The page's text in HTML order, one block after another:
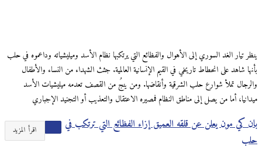
ينظر تيار الغد السوري إلى الأهوال والفظائع التي يرتكبها نظام الأسد وميليشياته وداعموه في حلب
بأنها شاهد على انحطاط تاريخي في القيم الإنسانية العالمية. جثث الشهداء من النساء والأطفال
والرجال تملأ شوارع حلب الشرقية وأنقاضها. ومن ينجُ من القصف تعدمه ميليشيات الأسد
ميدانيا، أما من يصل إلى مناطق النظام فمصيره الاعتقال والتعذيب أو التجنيد الإجباري
اقرأ المزيد
بان كي مون يعلن عن قلقه العميق إزاء الفظائع التي ترتكب في
حلب